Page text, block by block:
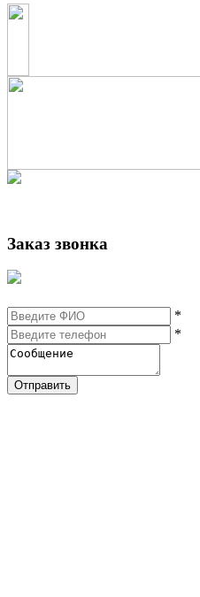
Заказ звонка
*
*